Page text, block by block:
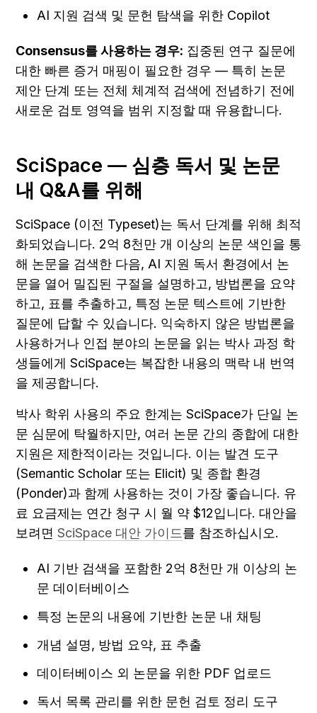
AI 지원 검색 및 문헌 탐색을 위한 Copilot
Consensus를 사용하는 경우: 집중된 연구 질문에
대한 빠른 증거 매핑이 필요한 경우 — 특히 논문
제안 단계 또는 전체 체계적 검색에 전념하기 전에
새로운 검토 영역을 범위 지정할 때 유용합니다.
SciSpace — 심층 독서 및 논문
내 Q&A를 위해
SciSpace (이전 Typeset)는 독서 단계를 위해 최적
화되었습니다. 2억 8천만 개 이상의 논문 색인을 통
해 논문을 검색한 다음, AI 지원 독서 환경에서 논
문을 열어 밀집된 구절을 설명하고, 방법론을 요약
하고, 표를 추출하고, 특정 논문 텍스트에 기반한
질문에 답할 수 있습니다. 익숙하지 않은 방법론을
사용하거나 인접 분야의 논문을 읽는 박사 과정 학
생들에게 SciSpace는 복잡한 내용의 맥락 내 번역
을 제공합니다.
박사 학위 사용의 주요 한계는 SciSpace가 단일 논
문 심문에 탁월하지만, 여러 논문 간의 종합에 대한
지원은 제한적이라는 것입니다. 이는 발견 도구
(Semantic Scholar 또는 Elicit) 및 종합 환경
(Ponder)과 함께 사용하는 것이 가장 좋습니다. 유
료 요금제는 연간 청구 시 월 약 $12입니다. 대안을
보려면 SciSpace 대안 가이드를 참조하십시오.
AI 기반 검색을 포함한 2억 8천만 개 이상의 논
문 데이터베이스
특정 논문의 내용에 기반한 논문 내 채팅
개념 설명, 방법 요약, 표 추출
데이터베이스 외 논문을 위한 PDF 업로드
독서 목록 관리를 위한 문헌 검토 정리 도구